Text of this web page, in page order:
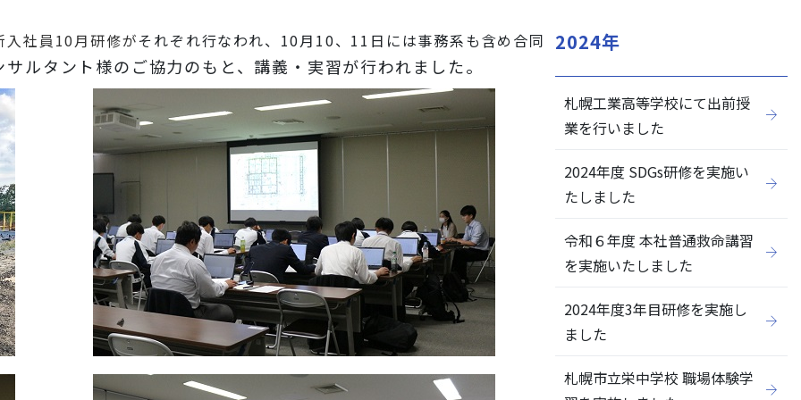
閉じる
社員10月研修がそれぞれ行なわれ、 10月10、11日には事務系も含め合同
ルタント様のご協力のもと、講義・実習が行われました。
2024年
札幌工業高等学校にて出前授
業を行いました
2024年度 SDGs研修を実施い
たしました
令和６年度 本社普通救命講習
を実施いたしました
2024年度3年目研修を実施し
ました
札幌市立栄中学校 職場体験学